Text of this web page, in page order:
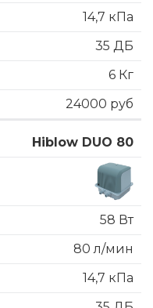
14,7 кПа
35 ДБ
6 Кг
24000 руб
Hiblow DUO 80
58 Вт
80 л/мин
14,7 кПа